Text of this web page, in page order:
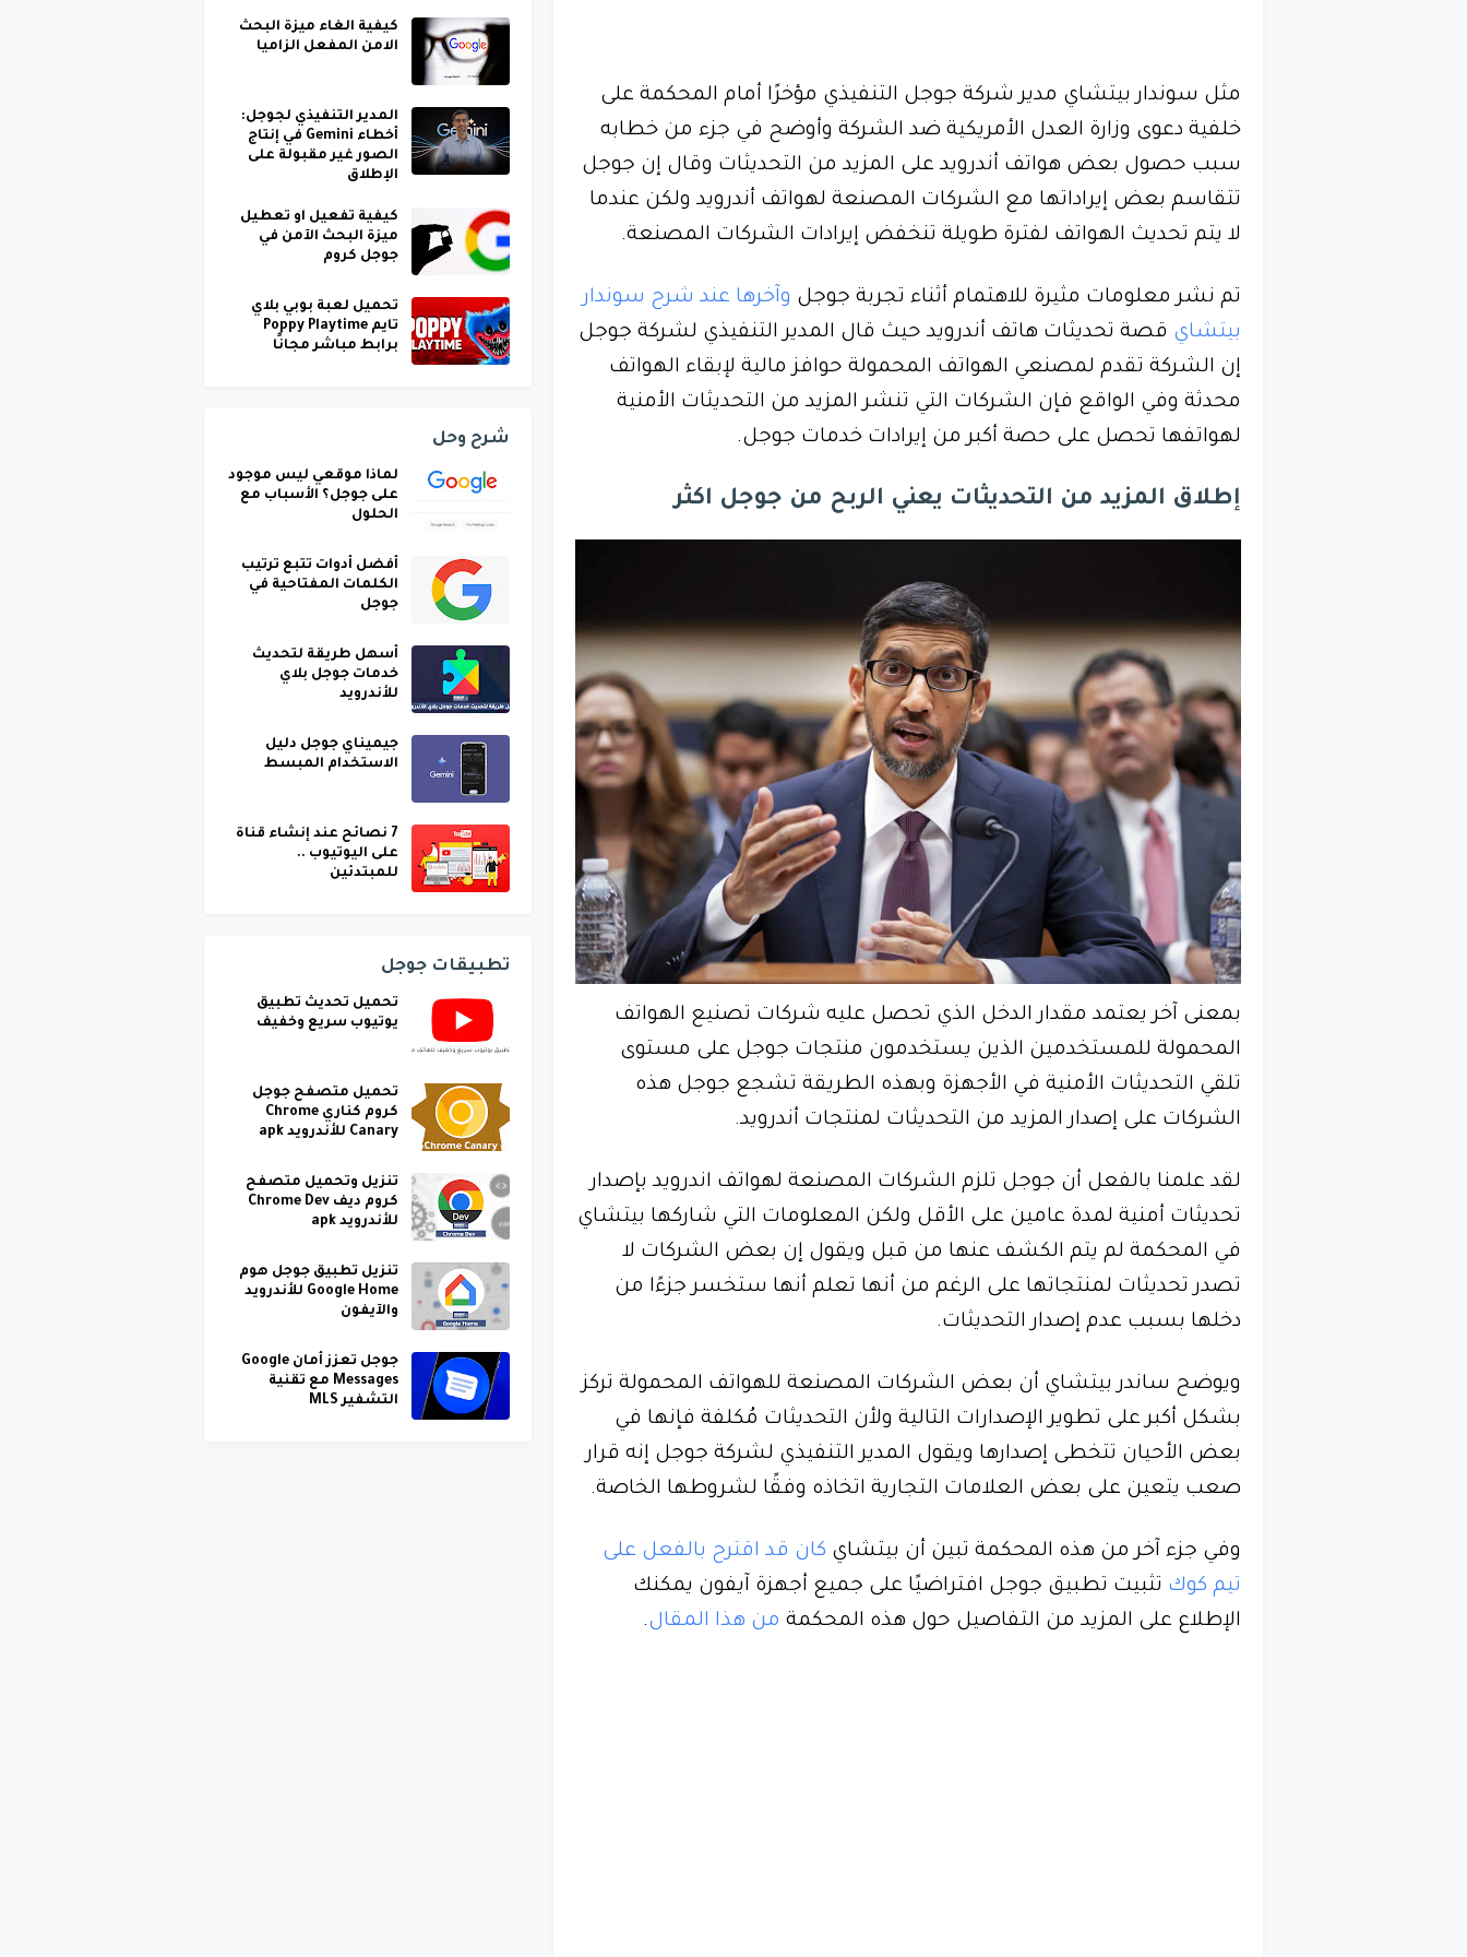
مثل سوندار بيتشاي مدير شركة جوجل التنفيذي مؤخرًا أمام المحكمة على
خلفية دعوى وزارة العدل الأمريكية ضد الشركة وأوضح في جزء من خطابه
سبب حصول بعض هواتف أندرويد على المزيد من التحديثات وقال إن جوجل
تتقاسم بعض إيراداتها مع الشركات المصنعة لهواتف أندرويد ولكن عندما
لا يتم تحديث الهواتف لفترة طويلة تنخفض إيرادات الشركات المصنعة.
تم نشر معلومات مثيرة للاهتمام أثناء تجربة جوجل وآخرها عند شرح سوندار
بيتشاي قصة تحديثات هاتف أندرويد حيث قال المدير التنفيذي لشركة جوجل
إن الشركة تقدم لمصنعي الهواتف المحمولة حوافز مالية لإبقاء الهواتف
محدثة وفي الواقع فإن الشركات التي تنشر المزيد من التحديثات الأمنية
لهواتفها تحصل على حصة أكبر من إيرادات خدمات جوجل.
إطلاق المزيد من التحديثات يعني الربح من جوجل اكثر
بمعنى آخر يعتمد مقدار الدخل الذي تحصل عليه شركات تصنيع الهواتف
المحمولة للمستخدمين الذين يستخدمون منتجات جوجل على مستوى
تلقي التحديثات الأمنية في الأجهزة وبهذه الطريقة تشجع جوجل هذه
الشركات على إصدار المزيد من التحديثات لمنتجات أندرويد.
لقد علمنا بالفعل أن جوجل تلزم الشركات المصنعة لهواتف اندرويد بإصدار
تحديثات أمنية لمدة عامين على الأقل ولكن المعلومات التي شاركها بيتشاي
في المحكمة لم يتم الكشف عنها من قبل ويقول إن بعض الشركات لا
تصدر تحديثات لمنتجاتها على الرغم من أنها تعلم أنها ستخسر جزءًا من
دخلها بسبب عدم إصدار التحديثات.
ويوضح ساندر بيتشاي أن بعض الشركات المصنعة للهواتف المحمولة تركز
بشكل أكبر على تطوير الإصدارات التالية ولأن التحديثات مُكلفة فإنها في
بعض الأحيان تتخطى إصدارها ويقول المدير التنفيذي لشركة جوجل إنه قرار
صعب يتعين على بعض العلامات التجارية اتخاذه وفقًا لشروطها الخاصة.
وفي جزء آخر من هذه المحكمة تبين أن بيتشاي كان قد اقترح بالفعل على
تيم كوك تثبيت تطبيق جوجل افتراضيًا على جميع أجهزة آيفون يمكنك
الإطلاع على المزيد من التفاصيل حول هذه المحكمة من هذا المقال.
كيفية الغاء ميزة البحث
الامن المفعل الزاميا
المدير التنفيذي لجوجل:
أخطاء Gemini في إنتاج
الصور غير مقبولة على
الإطلاق
كيفية تفعيل او تعطيل
ميزة البحث الآمن في
جوجل كروم
تحميل لعبة بوبي بلاي
تايم Poppy Playtime
برابط مباشر مجانًا
شرح وحل
لماذا موقعي ليس موجود
على جوجل؟ الأسباب مع
الحلول
أفضل أدوات تتبع ترتيب
الكلمات المفتاحية في
جوجل
أسهل طريقة لتحديث
خدمات جوجل بلاي
للأندرويد
جيميناي جوجل دليل
الاستخدام المبسط
7 نصائح عند إنشاء قناة
على اليوتيوب ..
للمبتدئين
تطبيقات جوجل
تحميل تحديث تطبيق
يوتيوب سريع وخفيف
تحميل متصفح جوجل
كروم كناري Chrome
Canary للأندرويد apk
تنزيل وتحميل متصفح
كروم ديف Chrome Dev
للأندرويد apk
تنزيل تطبيق جوجل هوم
Google Home للأندرويد
والآيفون
جوجل تعزز أمان Google
Messages مع تقنية
التشفير MLS